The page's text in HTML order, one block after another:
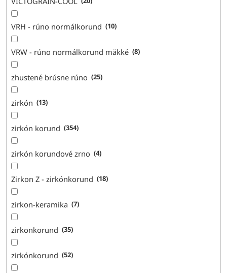
VRH - rúno normálkorund 10
VRW - rúno normálkorund mäkké 8
zhustené brúsne rúno 25
zirkón 13
zirkón korund 354
zirkón korundové zrno 4
Zirkon Z - zirkónkorund 18
zirkon-keramika 7
zirkonkorund 35
zirkónkorund 52